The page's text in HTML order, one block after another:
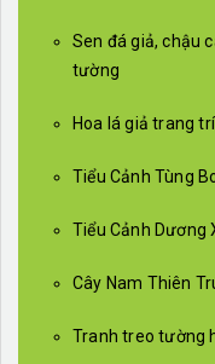
Sen đá giả, chậu
tường
Hoa lá giả trang trí
Tiểu Cảnh Tùng
Tiểu Cảnh Dương
Cây Nam Thiên
Tranh treo tường